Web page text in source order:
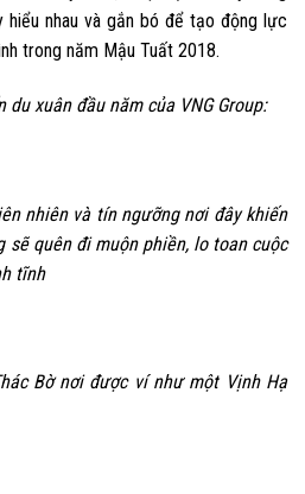
nhau và gắn bó để tạo động lực
trong năm Mậu Tuất 2018.
xuân đầu năm của VNG Group:
nhiên và tín ngưỡng nơi đây khiến
sẽ quên đi muộn phiền, lo toan cuộc
tĩnh
Bờ nơi được ví như một Vịnh Hạ